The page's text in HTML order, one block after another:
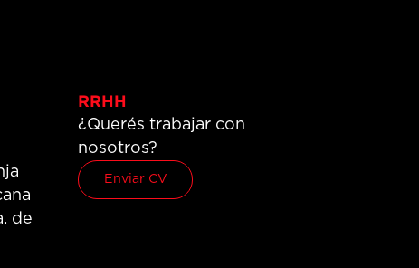
de
RRHH
¿Querés trabajar con
nosotros?
Enviar CV